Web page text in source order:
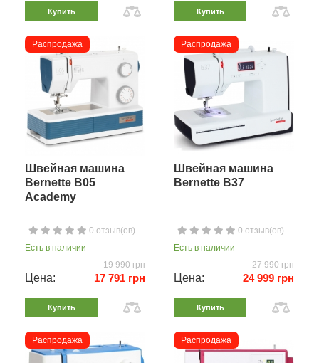
Купить Купить
Распродажа
Швейная машина
Bernette B05
Academy
0 отзыв(ов)
Есть в наличии
19 990 грн
Цена: 17 791 грн
Купить
Распродажа
Швейная машина
Bernette B37
0 отзыв(ов)
Есть в наличии
27 990 грн
Цена: 24 999 грн
Купить
Распродажа Распродажа